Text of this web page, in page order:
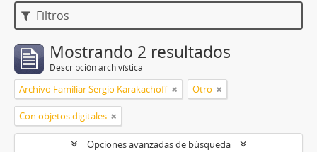
Filtros
Mostrando 2 resultados
Descripción archivística
Archivo Familiar Sergio Karakachoff Otro
Con objetos digitales
Opciones avanzadas de búsqueda